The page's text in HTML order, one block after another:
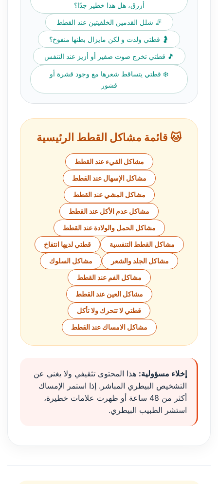
أزرق، هل هذا خطير جدًا؟
🦵 شلل القدمين الخلفيتين عند القطط
🤰 قطتي ولدت و لكن مايزال بطنها منفوخ؟
🎵 قطتي تخرج صوت صفير أو أزيز عند التنفس
❄️ قطتي يتساقط شعرها مع وجود قشرة أو
قشور
🐱 قائمة مشاكل القطط الرئيسية
مشاكل القيء عند القطط
مشاكل الإسهال عند القطط
مشاكل المشي عند القطط
مشاكل عدم الأكل عند القطط
مشاكل الحمل والولادة عند القطط
مشاكل القطط التنفسية قطتي لديها انتفاخ
مشاكل الجلد والشعر مشاكل السلوك
مشاكل الفم عند القطط
مشاكل العين عند القطط
قطتي لا تتحرك ولا تأكل
مشاكل الامساك عند القطط
إخلاء مسؤولية: هذا المحتوى تثقيفي ولا يغني عن
التشخيص البيطري المباشر. إذا استمر الإمساك
أكثر من 48 ساعة أو ظهرت علامات خطيرة،
استشر الطبيب البيطري.